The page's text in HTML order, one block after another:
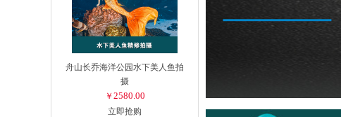
舟山长乔海洋公园水下美人鱼拍
摄
￥ 2580.00
立即抢购